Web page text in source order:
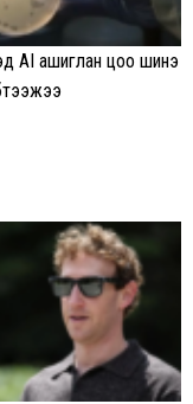
AI ашиглан цоо шинэ